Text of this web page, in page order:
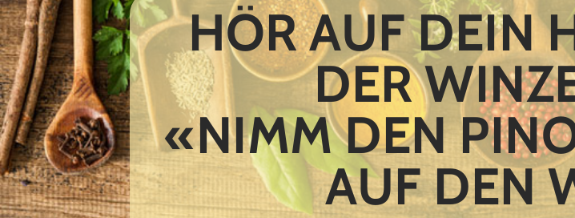
HÖR AUF DEIN
DER
«NIMM DEN
AUF DEN